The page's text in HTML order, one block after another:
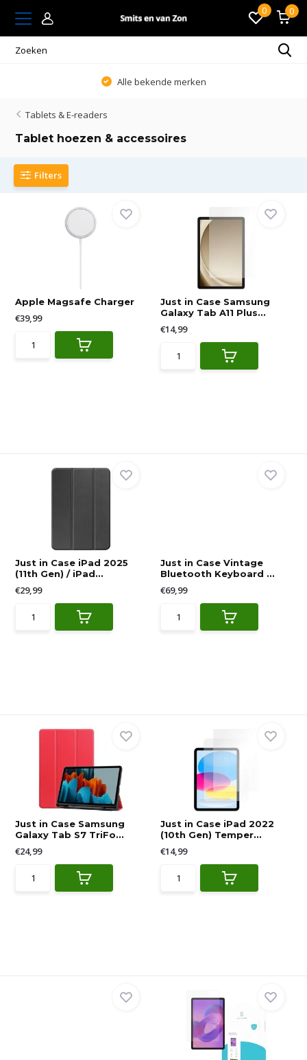
0 0
Alle bekende merken
Tablets & E-readers
Tablet hoezen & accessoires
Filters
Apple Magsafe Charger
€39,99
Just in Case Samsung
Galaxy Tab A11 Plus...
€14,99
Just in Case iPad 2025
(11th Gen) / iPad...
€29,99
Just in Case Vintage
Bluetooth Keyboard ...
€69,99
Just in Case Samsung
Galaxy Tab S7 TriFo...
€24,99
Just in Case iPad 2022
(10th Gen) Temper...
€14,99